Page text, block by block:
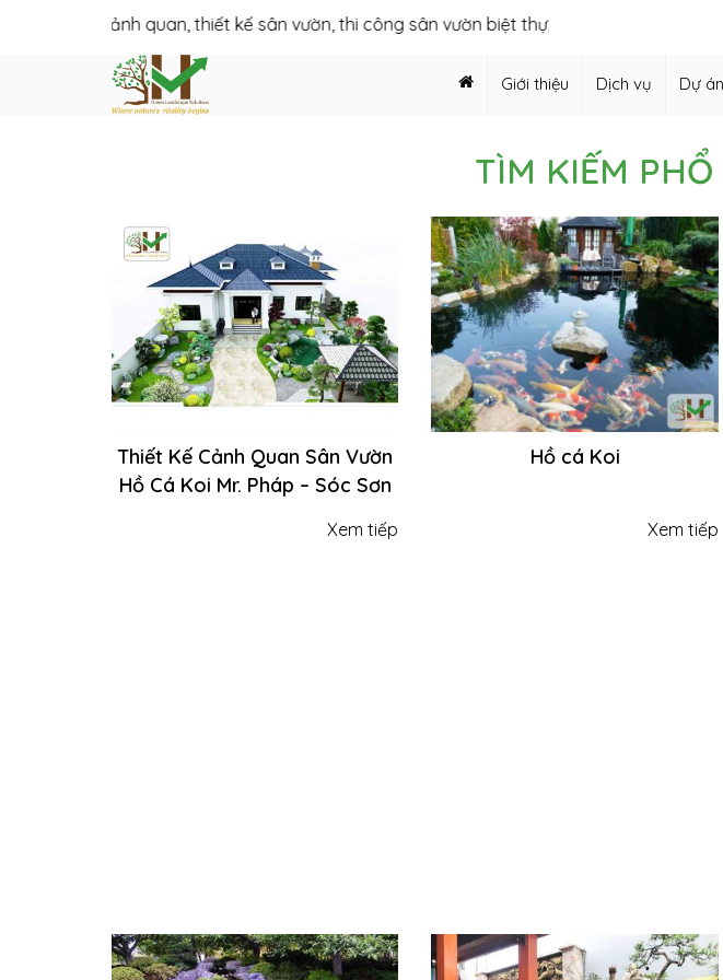
kế cảnh quan, thiết kế sân vườn, thi công sân vườn biệt thự, thiết kế vườn Nhật, thiết kế
Giới thiệu Dịch vụ Dự án
TÌM KIẾM
Thiết Kế Cảnh Quan Sân Vườn
Hồ Cá Koi Mr. Pháp – Sóc Sơn
Xem tiếp
Hồ cá Koi
Xem tiếp